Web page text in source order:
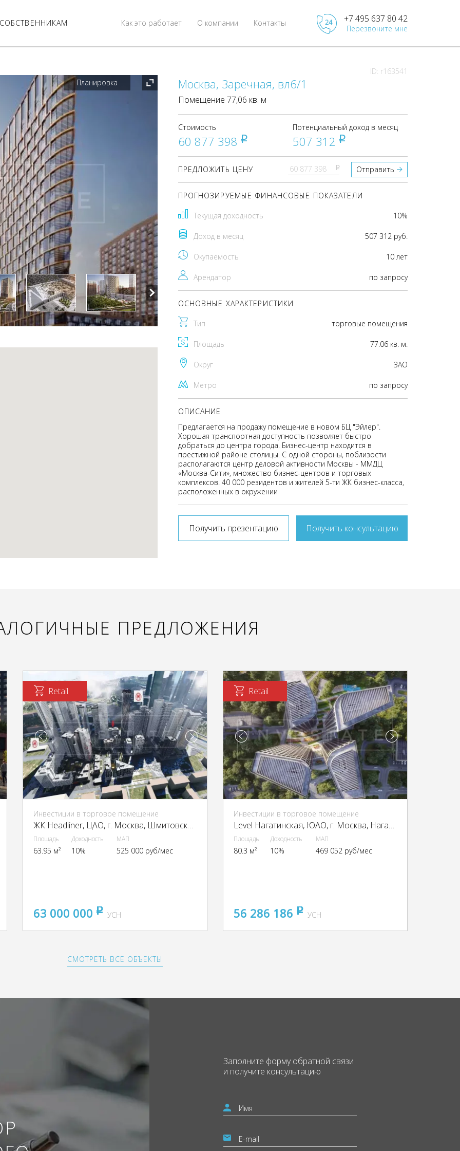
Контакты
О компании
Как это работает +7 495 637 80 42
Перезвоните мне
ID: r163541
Планировка
Москва, Заречная, вл6/1
Помещение 77,06 кв. м
Стоимость
60 877 398 pуб
Потенциальный доход в месяц
507 312 pуб
ПРЕДЛОЖИТЬ ЦЕНУ pуб Отправить
ПРОГНОЗИРУЕМЫЕ ФИНАНСОВЫЕ ПОКАЗАТЕЛИ
Текущая доходность 10%
Доход в месяц 507 312 руб.
Окупаемость 10 лет
Арендатор по запросу
ОСНОВНЫЕ ХАРАКТЕРИСТИКИ
Тип торговые помещения
Площадь 77.06 кв. м.
Округ ЗАО
Метро по запросу
ОПИСАНИЕ
Предлагается на продажу помещение в новом БЦ "Эйлер".
Хорошая транспортная доступность позволяет быстро
добраться до центра города. Бизнес-центр находится в
престижной районе столицы. С одной стороны, поблизости
располагаются центр деловой активности Москвы - ММДЦ
«Москва-Сити», множество бизнес-центров и торговых
комплексов. 40 000 резидентов и жителей 5-ти ЖК бизнес-класса,
расположенных в окружении
Получить презентацию Получить консультацию
ПРЕДЛОЖЕНИЯ
Retail
Инвестиции в торговое помещение
ЖК Headliner, ЦАО, г. Москва, Шмитовский пр-д, 39к6
Площадь
63.95 м²
Доходность
10%
МАП
525 000 руб/мес
63 000 000 pуб
УСН
Retail
Инвестиции в торговое помещение
Level Нагатинская, ЮАО, г. Москва, Нагатинская наб., 10А
Площадь
80.3 м²
Доходность
10%
МАП
469 052 руб/мес
56 286 186 pуб
УСН
СМОТРЕТЬ ВСЕ ОБЪЕКТЫ
Заполните формуобратной связи
и получите консультацию